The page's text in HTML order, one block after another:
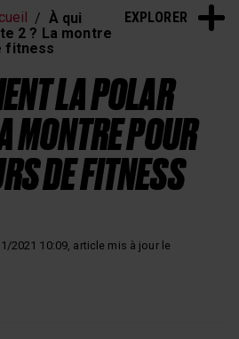
EXPLORER
À qui
2 ? La montre
fitness
LA POLAR
MONTRE POUR
DE FITNESS
2021 10:09, article mis à jour le